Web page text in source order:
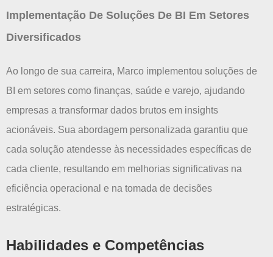
Implementação De Soluções De BI Em Setores
Diversificados
Ao longo de sua carreira, Marco implementou soluções de
BI em setores como finanças, saúde e varejo, ajudando
empresas a transformar dados brutos em insights
acionáveis. Sua abordagem personalizada garantiu que
cada solução atendesse às necessidades específicas de
cada cliente, resultando em melhorias significativas na
eficiência operacional e na tomada de decisões
estratégicas.
Habilidades e Competências